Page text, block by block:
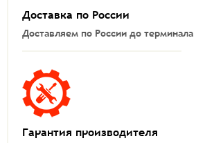
Доставка по России
Доставляем по России до терминала
Гарантия производителя